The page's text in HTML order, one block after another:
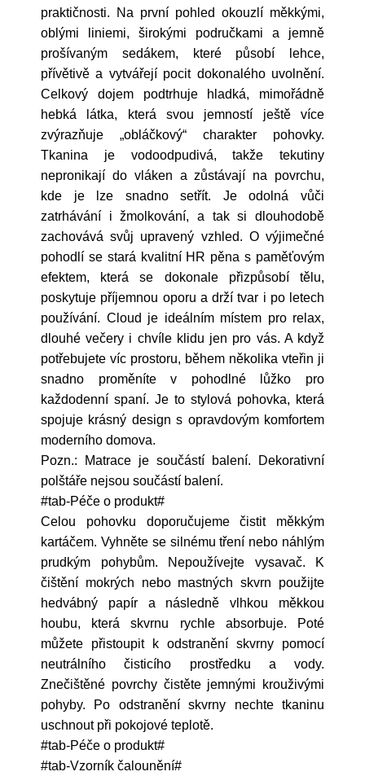
praktičnosti. Na první pohled okouzlí měkkými,
oblými liniemi, širokými područkami a jemně
prošívaným sedákem, které působí lehce,
přívětivě a vytvářejí pocit dokonalého uvolnění.
Celkový dojem podtrhuje hladká, mimořádně
hebká látka, která svou jemností ještě více
zvýrazňuje „obláčkový“ charakter pohovky.
Tkanina je vodoodpudivá, takže tekutiny
nepronikají do vláken a zůstávají na povrchu,
kde je lze snadno setřít. Je odolná vůči
zatrhávání i žmolkování, a tak si dlouhodobě
zachovává svůj upravený vzhled. O výjimečné
pohodlí se stará kvalitní HR pěna s paměťovým
efektem, která se dokonale přizpůsobí tělu,
poskytuje příjemnou oporu a drží tvar i po letech
používání. Cloud je ideálním místem pro relax,
dlouhé večery i chvíle klidu jen pro vás. A když
potřebujete víc prostoru, během několika vteřin ji
snadno proměníte v pohodlné lůžko pro
každodenní spaní. Je to stylová pohovka, která
spojuje krásný design s opravdovým komfortem
moderního domova.
Pozn.: Matrace je součástí balení. Dekorativní
polštáře nejsou součástí balení.
#tab-Péče o produkt#
Celou pohovku doporučujeme čistit měkkým
kartáčem. Vyhněte se silnému tření nebo náhlým
prudkým pohybům. Nepoužívejte vysavač. K
čištění mokrých nebo mastných skvrn použijte
hedvábný papír a následně vlhkou měkkou
houbu, která skvrnu rychle absorbuje. Poté
můžete přistoupit k odstranění skvrny pomocí
neutrálního čisticího prostředku a vody.
Znečištěné povrchy čistěte jemnými krouživými
pohyby. Po odstranění skvrny nechte tkaninu
uschnout při pokojové teplotě.
#tab-Péče o produkt#
#tab-Vzorník čalounění#